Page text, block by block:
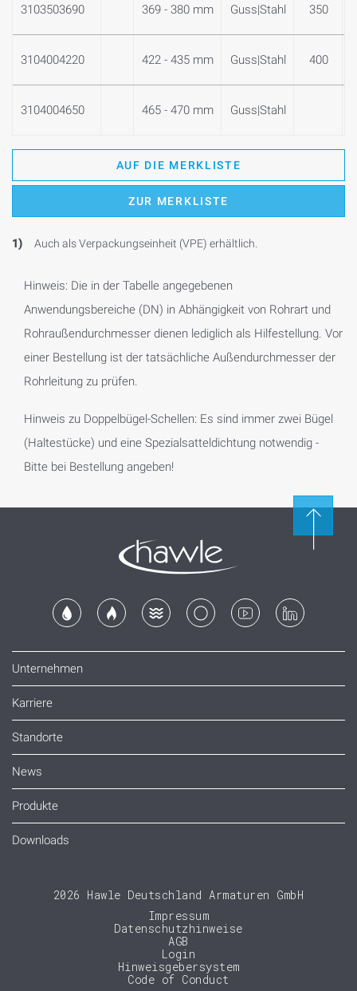
3103503690 369 - 380 mm Guss|Stahl 350
3104004220 422 - 435 mm Guss|Stahl 400
3104004650 465 - 470 mm Guss|Stahl
AUF DIE MERKLISTE
ZUR MERKLISTE
1) Auch als Verpackungseinheit (VPE) erhältlich.
Hinweis: Die in der Tabelle angegebenen
Anwendungsbereiche (DN) in Abhängigkeit von Rohrart und
Rohraußendurchmesser dienen lediglich als Hilfestellung. Vor
einer Bestellung ist der tatsächliche Außendurchmesser der
Rohrleitung zu prüfen.
Hinweis zu Doppelbügel-Schellen: Es sind immer zwei Bügel
(Haltestücke) und eine Spezialsatteldichtung notwendig -
Bitte bei Bestellung angeben!
Unternehmen
Karriere
Standorte
News
Produkte
Downloads
2026 Hawle Deutschland Armaturen GmbH
Impressum
Datenschutzhinweise
AGB
Login
Hinweisgebersystem
Code of Conduct